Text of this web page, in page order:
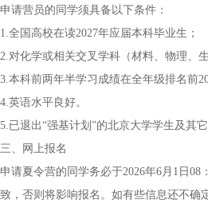
申请营员的同学须具备以下条件：
1.全国高校在读2027年应届本科毕业生；
2.对化学或相关交叉学科（材料、物理、
3.本科前两年半学习成绩在全年级排名前
4.英语水平良好。
5.已退出“强基计划”的北京大学学生及其
三、网上报名
申请夏令营的同学务必于2026年6月1日
致，否则将影响报名。如有些信息还不确